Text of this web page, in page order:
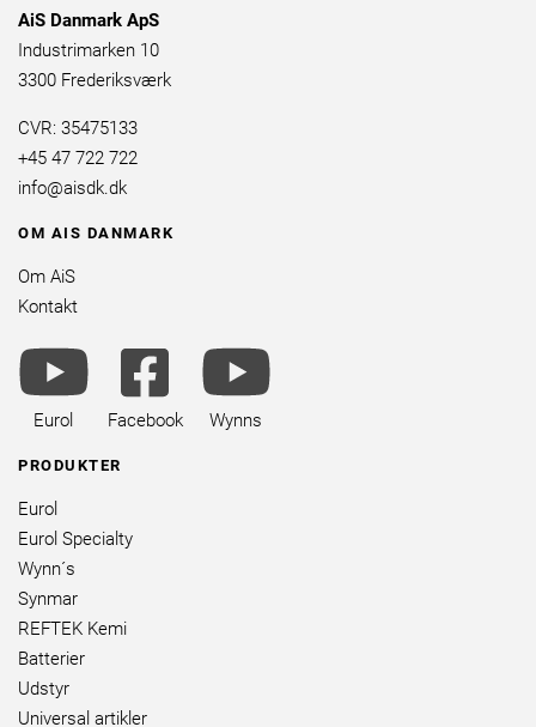
AiS Danmark ApS
Industrimarken 10
3300 Frederiksværk
CVR: 35475133
+45 47 722 722
info@aisdk.dk
OM AIS DANMARK
Om AiS
Kontakt
youtube
brands
Eurol
facebook
square
brands
Facebook
Wynns
PRODUKTER
Eurol
Eurol Specialty
Wynn´s
Synmar
REFTEK Kemi
Batterier
Udstyr
Universal artikler